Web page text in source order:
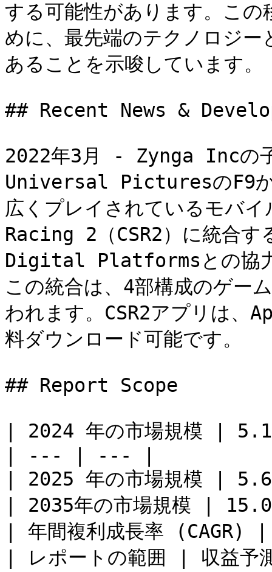
する可能性があります。この
めに、最先端のテクノロジー
あることを示唆しています。
## Recent News &
2022年3月 - Zynga Incの
Universal PicturesのF9か
広くプレイされているモバイ
Racing 2（CSR2）に統合
Digital Platformsとの協力
この統合は、4部構成のゲー
われます。CSR2アプリは
料ダウンロード可能です。
## Report Scope
| 2024 年の市場規模 |
| --- | --- |
| 2025 年の市場規模 |
| 2035年の市場規模 |
| 年間複利成長率
| レポートの範囲 | 収益予